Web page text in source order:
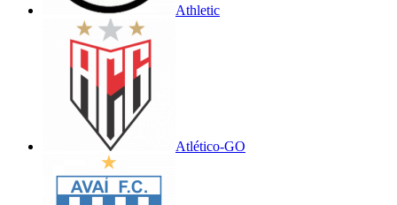
Athletic
Atlético-GO